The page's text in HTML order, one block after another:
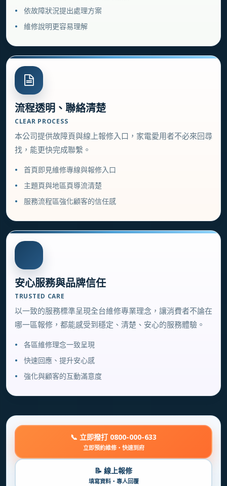
依故障狀況提出處理方案
維修說明更容易理解
流程透明、聯絡清楚
CLEAR PROCESS
本公司提供故障頁與線上報修入口，家電愛用者不必來回尋
找，能更快完成聯繫。
首頁即見維修專線與報修入口
主題頁與地區頁導流清楚
服務流程區強化顧客的信任感
安心服務與品牌信任
TRUSTED CARE
以一致的服務標準呈現全台維修專業理念，讓消費者不論在
哪一區報修，都能感受到穩定、清楚、安心的服務體驗。
各區維修理念一致呈現
快速回應、提升安心感
強化與顧客的互動滿意度
📞 立即撥打 0800-000-633
立即預約維修・快速到府
📝 線上報修
填寫資料・專人回覆